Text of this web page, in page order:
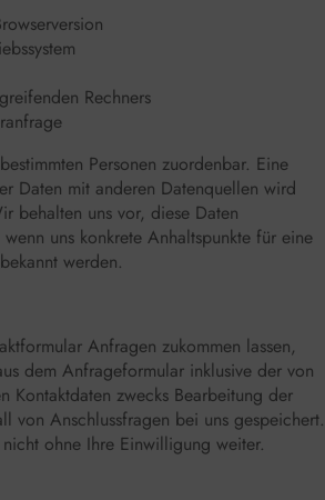
Rechners
Personen zuordenbar. Eine
Daten mit anderen Datenquellen wird
behalten uns vor, diese Daten
uns konkrete Anhaltspunkte für eine
werden.
Anfragen zukommen lassen,
dem Anfrageformular inklusive der von
Kontaktdaten zwecks Bearbeitung der
von Anschlussfragen bei uns gespeichert.
ohne Ihre Einwilligung weiter.